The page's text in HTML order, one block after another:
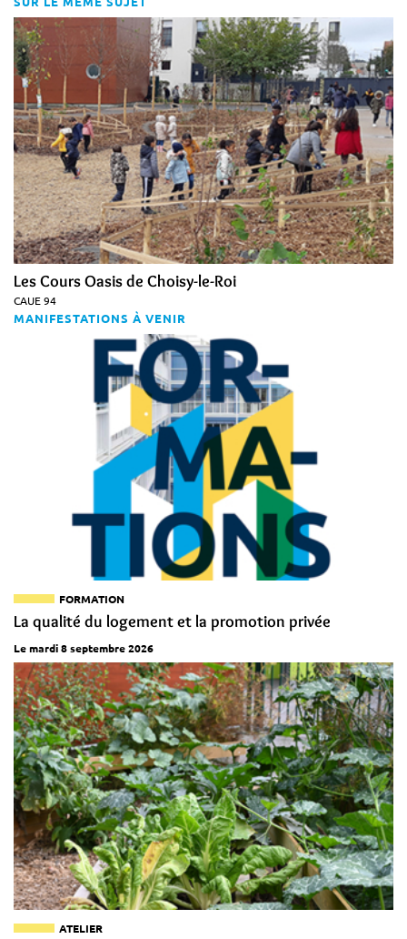
Les Cours Oasis de Choisy-le-Roi
CAUE 94
MANIFESTATIONS À VENIR
FORMATION
La qualité du logement et la promotion privée
Le mardi 8 septembre 2026
ATELIER